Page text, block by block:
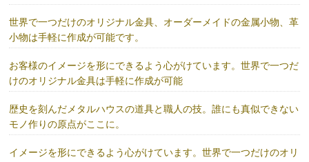
世界で一つだけのオリジナル金具、オーダーメイドの金属小物、革
小物は手軽に作成が可能です。
お客様のイメージを形にできるよう心がけています。世界で一つだ
けのオリジナル金具は手軽に作成が可能
歴史を刻んだメタルハウスの道具と職人の技。誰にも真似できない
モノ作りの原点がここに。
イメージを形にできるよう心がけています。世界で一つだけのオリ